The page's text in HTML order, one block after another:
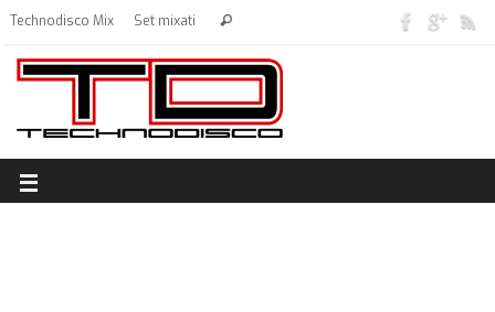
Technodisco Mix Set mixati